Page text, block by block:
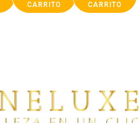
CARRITO
CARRITO